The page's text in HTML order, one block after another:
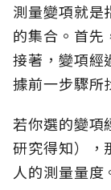
測量變項就是
的集合。首先
接著，變項經
據前一步驟所
若你選的變項
研究得知），
人的測量量度